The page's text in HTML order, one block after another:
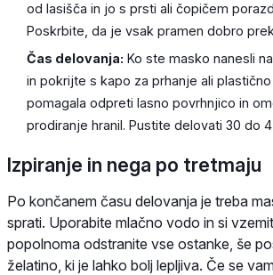
od lasišča in jo s prsti ali čopičem
Poskrbite, da je vsak pramen dobro
Čas delovanja: Ko ste masko nanesli
in pokrijte s kapo za prhanje ali
pomagala odpreti lasno povrhnjico in
prodiranje hranil. Pustite delovati 30 do
Izpiranje in nega po tretmaju
Po končanem času delovanja je treba
sprati. Uporabite mlačno vodo in si
popolnoma odstranite vse ostanke, še
želatino, ki je lahko bolj lepljiva. Če se